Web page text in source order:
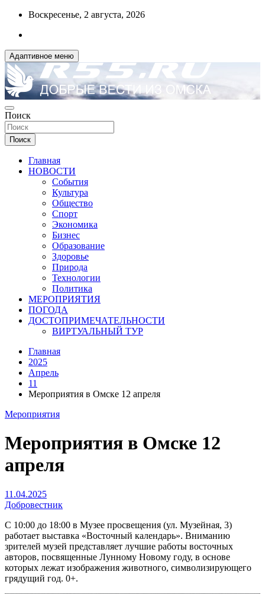
Перейти
содержимому
Воскресенье, 2 августа, 2026
Адаптивное меню
R55.RU
ДОБРЫЕ ВЕСТИ ИЗ ОМСКА
Поиск
Поиск
Главная
НОВОСТИ
События
Культура
Общество
Спорт
Экономика
Бизнес
Образование
Здоровье
Природа
Технологии
Политика
МЕРОПРИЯТИЯ
ПОГОДА
ДОСТОПРИМЕЧАТЕЛЬНОСТИ
ВИРТУАЛЬНЫЙ ТУР
Главная
2025
Апрель
11
Мероприятия в Омске 12 апреля
Мероприятия
Мероприятия в Омске 12
апреля
11.04.2025
Добровестник
С 10:00 до 18:00 в Музее просвещения (ул. Музейная, 3)
работает выставка «Восточный календарь». Вниманию
зрителей музей представляет лучшие работы восточных
авторов, посвященные Лунному Новому году, в основе
которых лежат изображения животного, символизирующего
грядущий год. 0+.